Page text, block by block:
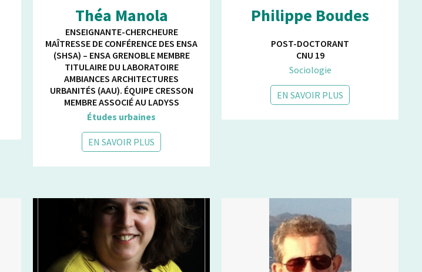
Théa Manola
ENSEIGNANTE-CHERCHEURE
MAÎTRESSE DE CONFÉRENCE DES ENSA
(SHSA) – ENSA GRENOBLE MEMBRE
TITULAIRE DU LABORATOIRE
AMBIANCES ARCHITECTURES
URBANITÉS (AAU). ÉQUIPE CRESSON
MEMBRE ASSOCIÉ AU LADYSS
Études urbaines
EN SAVOIR PLUS
Philippe Boudes
POST-DOCTORANT
CNU 19
Sociologie
EN SAVOIR PLUS